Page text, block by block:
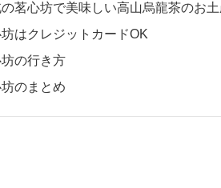
茗心坊で美味しい高山烏龍茶のお土
はクレジットカードOK
の行き方
のまとめ